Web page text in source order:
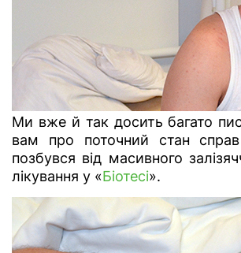
Ми вже й так досить багато
вам про поточний стан
позбувся від масивного
лікування у «Біотесі».